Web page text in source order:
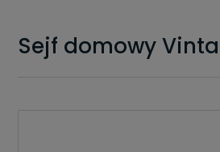
Sejf domowy